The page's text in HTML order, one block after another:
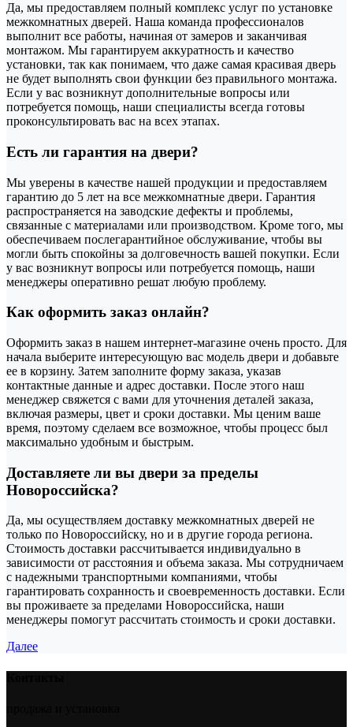
Да, мы предоставляем полный комплекс услуг по установке
межкомнатных дверей. Наша команда профессионалов
выполнит все работы, начиная от замеров и заканчивая
монтажом. Мы гарантируем аккуратность и качество
установки, так как понимаем, что даже самая красивая дверь
не будет выполнять свои функции без правильного монтажа.
Если у вас возникнут дополнительные вопросы или
потребуется помощь, наши специалисты всегда готовы
проконсультировать вас на всех этапах.
Есть ли гарантия на двери?
Мы уверены в качестве нашей продукции и предоставляем
гарантию до 5 лет на все межкомнатные двери. Гарантия
распространяется на заводские дефекты и проблемы,
связанные с материалами или производством. Кроме того, мы
обеспечиваем послегарантийное обслуживание, чтобы вы
могли быть спокойны за долговечность вашей покупки. Если
у вас возникнут вопросы или потребуется помощь, наши
менеджеры оперативно решат любую проблему.
Как оформить заказ онлайн?
Оформить заказ в нашем интернет-магазине очень просто. Для
начала выберите интересующую вас модель двери и добавьте
ее в корзину. Затем заполните форму заказа, указав
контактные данные и адрес доставки. После этого наш
менеджер свяжется с вами для уточнения деталей заказа,
включая размеры, цвет и сроки доставки. Мы ценим ваше
время, поэтому сделаем все возможное, чтобы процесс был
максимально удобным и быстрым.
Доставляете ли вы двери за пределы
Новороссийска?
Да, мы осуществляем доставку межкомнатных дверей не
только по Новороссийску, но и в другие города региона.
Стоимость доставки рассчитывается индивидуально в
зависимости от расстояния и объема заказа. Мы сотрудничаем
с надежными транспортными компаниями, чтобы
гарантировать сохранность и своевременность доставки. Если
вы проживаете за пределами Новороссийска, наши
менеджеры помогут рассчитать стоимость и сроки доставки.
Далее